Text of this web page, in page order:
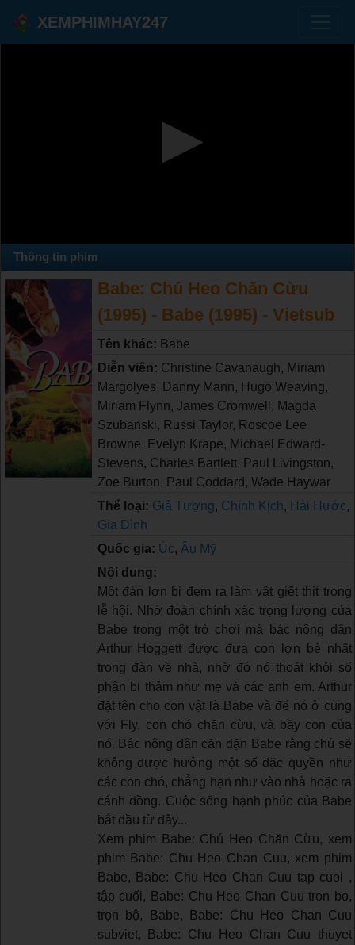
XEMPHIMHAY247
Thông tin phim
Babe: Chú Heo Chăn Cừu
(1995) - Babe (1995) - Vietsub
Tên khác: Babe
Diễn viên: Christine Cavanaugh, Miriam
Margolyes, Danny Mann, Hugo Weaving,
Miriam Flynn, James Cromwell, Magda
Szubanski, Russi Taylor, Roscoe Lee
Browne, Evelyn Krape, Michael Edward-
Stevens, Charles Bartlett, Paul Livingston,
Zoe Burton, Paul Goddard, Wade Haywar
Thể loại: Giả Tượng, Chính Kịch, Hài Hước,
Gia Đình
Quốc gia: Úc, Âu Mỹ
Nội dung:
Một đàn lợn bị đem ra làm vật giết thịt trong
lễ hội. Nhờ đoán chính xác trọng lượng của
Babe trong một trò chơi mà bác nông dân
Arthur Hoggett được đưa con lợn bé nhất
trong đàn về nhà, nhờ đó nó thoát khỏi số
phận bi thảm như mẹ và các anh em. Arthur
đặt tên cho con vật là Babe và để nó ở cùng
với Fly, con chó chăn cừu, và bầy con của
nó. Bác nông dân căn dặn Babe rằng chú sẽ
không được hưởng một số đặc quyền như
các con chó, chẳng hạn như vào nhà hoặc ra
cánh đồng. Cuộc sống hạnh phúc của Babe
bắt đầu từ đây...
Xem phim Babe: Chú Heo Chăn Cừu, xem
phim Babe: Chu Heo Chan Cuu, xem phim
Babe, Babe: Chu Heo Chan Cuu tap cuoi ,
tập cuối, Babe: Chu Heo Chan Cuu tron bo,
trọn bộ, Babe, Babe: Chu Heo Chan Cuu
subviet, Babe: Chu Heo Chan Cuu thuyet